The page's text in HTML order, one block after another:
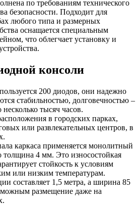
по требованиям технического
безопасности. Подходит для
любого типа и размерных
оснащается специальным
что облегчает установку и
консоли
200 диодов, они надежно
стабильностью, долговечностью –
тысяч часов.
в городских парках,
или развлекательных центров, в
каркаса применяется монолитный
толщина 4 мм. Это износостойкая
стойкость к условиям
или низким температурам.
составляет 1,5 метра, а ширина 85
размещение даже на